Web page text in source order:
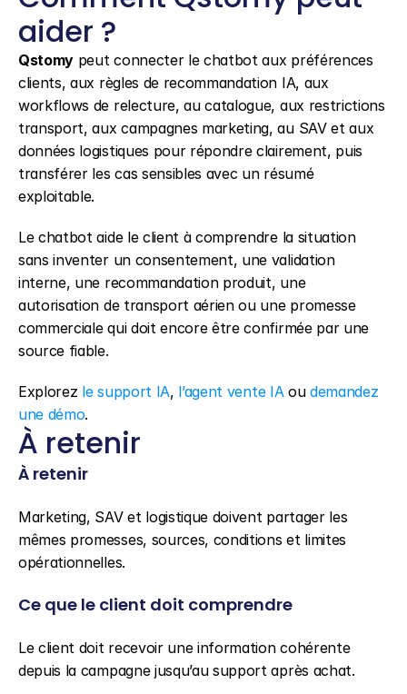
aider ?
Qstomy peut connecter le chatbot aux préférences
clients, aux règles de recommandation IA, aux
workflows de relecture, au catalogue, aux restrictions
transport, aux campagnes marketing, au SAV et aux
données logistiques pour répondre clairement, puis
transférer les cas sensibles avec un résumé
exploitable.
Le chatbot aide le client à comprendre la situation
sans inventer un consentement, une validation
interne, une recommandation produit, une
autorisation de transport aérien ou une promesse
commerciale qui doit encore être confirmée par une
source fiable.
Explorez le support IA, l’agent vente IA ou demandez
une démo.
À retenir
À retenir
Marketing, SAV et logistique doivent partager les
mêmes promesses, sources, conditions et limites
opérationnelles.
Ce que le client doit comprendre
Le client doit recevoir une information cohérente
depuis la campagne jusqu’au support après achat.